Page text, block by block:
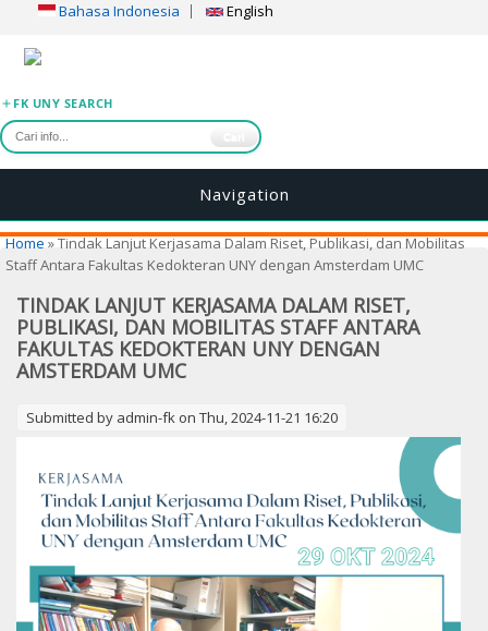
Bahasa Indonesia English
FK UNY SEARCH
Navigation
You are here
Home» Tindak Lanjut Kerjasama Dalam Riset, Publikasi, dan Mobilitas
Staff Antara Fakultas Kedokteran UNY dengan Amsterdam UMC
TINDAK LANJUT KERJASAMA DALAM RISET,
PUBLIKASI, DAN MOBILITAS STAFF ANTARA
FAKULTAS KEDOKTERAN UNY DENGAN
AMSTERDAM UMC
Submitted by admin-fk on Thu, 2024-11-21 16:20